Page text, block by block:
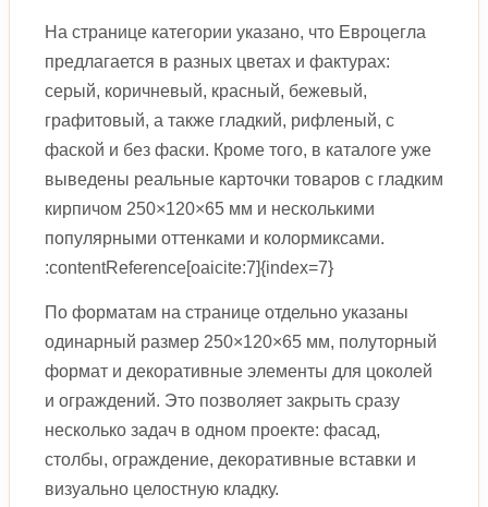
На странице категории указано, что Евроцегла
предлагается в разных цветах и фактурах:
серый, коричневый, красный, бежевый,
графитовый, а также гладкий, рифленый, с
фаской и без фаски. Кроме того, в каталоге уже
выведены реальные карточки товаров с гладким
кирпичом 250×120×65 мм и несколькими
популярными оттенками и колормиксами.
:contentReference[oaicite:7]{index=7}
По форматам на странице отдельно указаны
одинарный размер 250×120×65 мм, полуторный
формат и декоративные элементы для цоколей
и ограждений. Это позволяет закрыть сразу
несколько задач в одном проекте: фасад,
столбы, ограждение, декоративные вставки и
визуально целостную кладку.